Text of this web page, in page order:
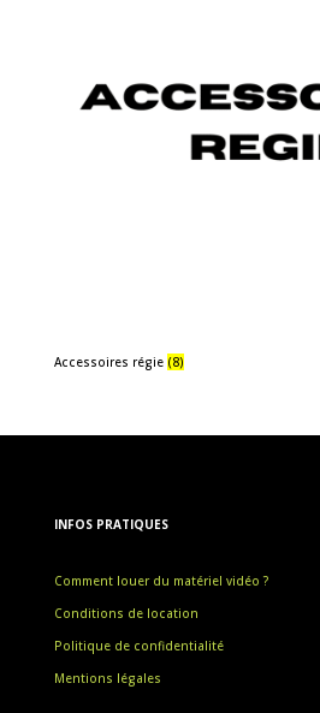
Accessoires régie (8)
INFOS PRATIQUES
Comment louer du matériel vidéo ?
Conditions de location
Politique de confidentialité
Mentions légales